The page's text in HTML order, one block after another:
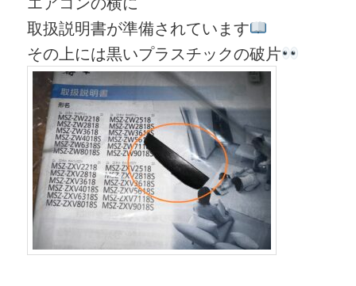
取扱説明書が準備されています
その上には黒いプラスチックの破片